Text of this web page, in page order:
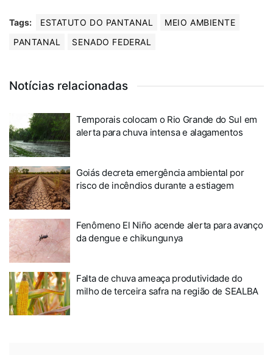
Tags: ESTATUTO DO PANTANAL
MEIO AMBIENTE
PANTANAL
SENADO FEDERAL
Notícias relacionadas
Temporais colocam o Rio Grande do Sul em
alerta para chuva intensa e alagamentos
Goiás decreta emergência ambiental por
risco de incêndios durante a estiagem
Fenômeno El Niño acende alerta para avanço
da dengue e chikungunya
Falta de chuva ameaça produtividade do
milho de terceira safra na região de SEALBA